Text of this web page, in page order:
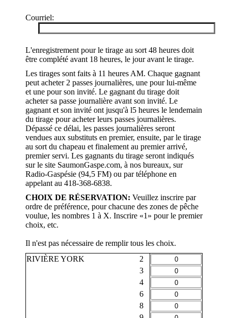
Courriel:
L'enregistrement pour le tirage au sort 48 heures doit
être complété avant 18 heures, le jour avant le tirage.
Les tirages sont faits à 11 heures AM. Chaque gagnant
peut acheter 2 passes journalières, une pour lui-même
et une pour son invité. Le gagnant du tirage doit
acheter sa passe journalière avant son invité. Le
gagnant et son invité ont jusqu'à l5 heures le lendemain
du tirage pour acheter leurs passes journalières.
Dépassé ce délai, les passes journalières seront
vendues aux substituts en premier, ensuite, par le tirage
au sort du chapeau et finalement au premier arrivé,
premier servi. Les gagnants du tirage seront indiqués
sur le site SaumonGaspe.com, à nos bureaux, sur
Radio-Gaspésie (94,5 FM) ou par téléphone en
appelant au 418-368-6838.
CHOIX DE RÉSERVATION: Veuillez inscrire par
ordre de préférence, pour chacune des zones de pêche
voulue, les nombres 1 à X. Inscrire «1» pour le premier
choix, etc.
Il n'est pas nécessaire de remplir tous les choix.
RIVIÈRE YORK
2
3
4
6
8